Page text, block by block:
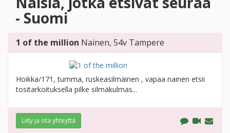
- Suomi
1 of the million Nainen, 54v Tampere
Hoikka/171, tumma, ruskeasilmäinen , vapaa nainen etsii
tositarkoituksella pilke silmäkulmas...
Liity ja ota yhteyttä